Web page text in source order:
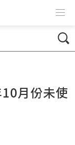
月份未使